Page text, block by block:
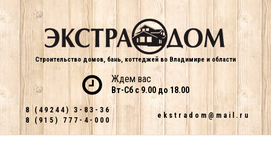
Строительство домов, бань, коттеджей во Владимире и области
Ждем вас
Вт-Сб с 9.00 до 18.00
8 (49244) 3-83-36
8 (915) 777-4-000
ekstradom@mail.ru